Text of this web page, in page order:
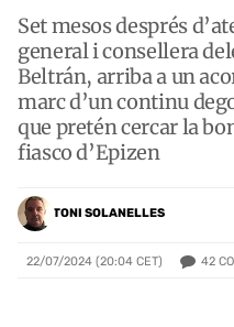
Set mesos després
general i consellera
Beltrán, arriba a un
marc d’un continu
que pretén cercar la
fiasco d’Epizen
TONI SOLANELLES
22/07/2024 (20:04 CET) 42